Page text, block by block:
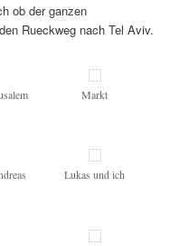
ob der ganzen
Rueckweg nach Tel Aviv.
Markt
Lukas und ich